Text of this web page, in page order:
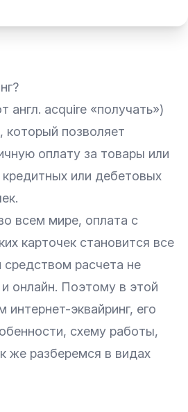
англ. acquire «получать»)
позволяет
оплату за товары или
или дебетовых
всем мире, оплата с
карточек становится все
расчета не
онлайн. Поэтому в этой
интернет-эквайринг, его
схему работы,
же разберемся в видах